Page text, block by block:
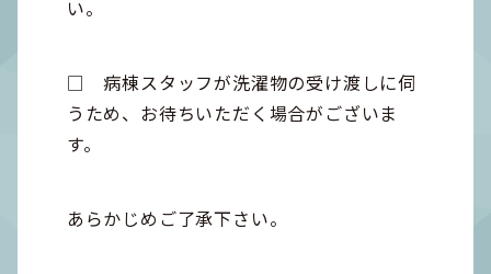
い。
□ 病棟スタッフが洗濯物の受け渡しに伺
うため、お待ちいただく場合がございま
す。
あらかじめご了承下さい。